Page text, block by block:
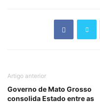
Artigo anterior
Governo de Mato Grosso
consolida Estado entre as